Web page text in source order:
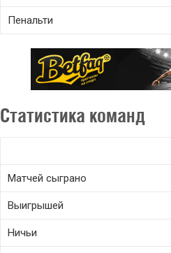
Пенальти
Статистика команд
Матчей сыграно
Выигрышей
Ничьи